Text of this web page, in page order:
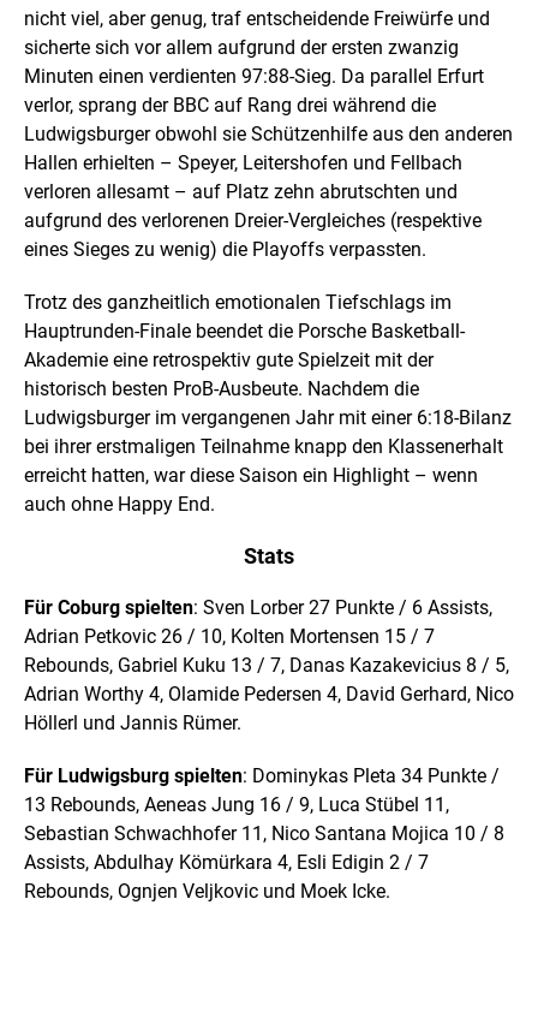
nicht viel, aber genug, traf entscheidende Freiwürfe und
sicherte sich vor allem aufgrund der ersten zwanzig
Minuten einen verdienten 97:88-Sieg. Da parallel Erfurt
verlor, sprang der BBC auf Rang drei während die
Ludwigsburger obwohl sie Schützenhilfe aus den anderen
Hallen erhielten – Speyer, Leitershofen und Fellbach
verloren allesamt – auf Platz zehn abrutschten und
aufgrund des verlorenen Dreier-Vergleiches (respektive
eines Sieges zu wenig) die Playoffs verpassten.
Trotz des ganzheitlich emotionalen Tiefschlags im
Hauptrunden-Finale beendet die Porsche Basketball-
Akademie eine retrospektiv gute Spielzeit mit der
historisch besten ProB-Ausbeute. Nachdem die
Ludwigsburger im vergangenen Jahr mit einer 6:18-Bilanz
bei ihrer erstmaligen Teilnahme knapp den Klassenerhalt
erreicht hatten, war diese Saison ein Highlight – wenn
auch ohne Happy End.
Stats
Für Coburg spielten: Sven Lorber 27 Punkte / 6 Assists,
Adrian Petkovic 26 / 10, Kolten Mortensen 15 / 7
Rebounds, Gabriel Kuku 13 / 7, Danas Kazakevicius 8 / 5,
Adrian Worthy 4, Olamide Pedersen 4, David Gerhard, Nico
Höllerl und Jannis Rümer.
Für Ludwigsburg spielten: Dominykas Pleta 34 Punkte /
13 Rebounds, Aeneas Jung 16 / 9, Luca Stübel 11,
Sebastian Schwachhofer 11, Nico Santana Mojica 10 / 8
Assists, Abdulhay Kömürkara 4, Esli Edigin 2 / 7
Rebounds, Ognjen Veljkovic und Moek Icke.